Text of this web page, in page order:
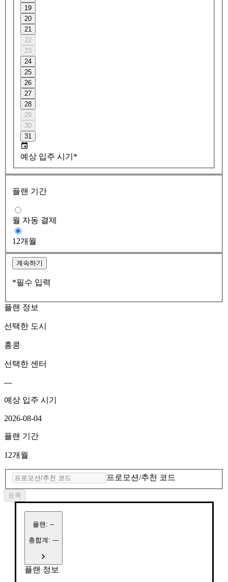
19
20
21
22
23
24
25
26
27
28
29
30
31
예상 입주 시기*
플랜 기간
월 자동 결제
12개월
계속하기
*필수 입력
플랜 정보
선택한 도시
홍콩
선택한 센터
---
예상 입주 시기
2026-08-04
플랜 기간
12개월
프로모션/추천 코드
등록
플랜 : --
총합계: ---
플랜 정보